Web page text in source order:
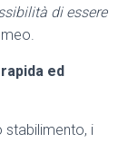
di essere
ed
stabilimento, i